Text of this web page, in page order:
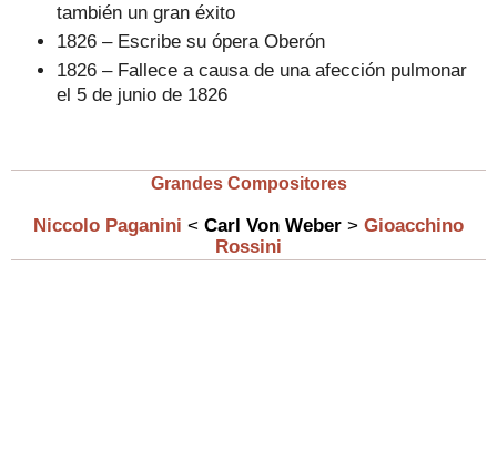
también un gran éxito
1826 – Escribe su ópera Oberón
1826 – Fallece a causa de una afección pulmonar
el 5 de junio de 1826
Grandes Compositores
Niccolo Paganini < Carl Von Weber > Gioacchino
Rossini